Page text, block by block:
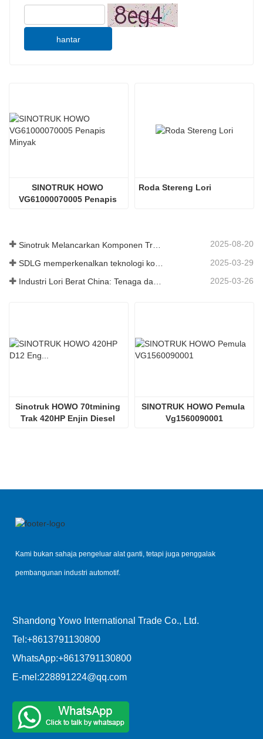
hantar
SINOTRUK HOWO
VG61000070005 Penapis
Roda Stereng Lori
2025-08-20
2025-03-29
Industri Lori Berat China: Tenaga dan Eksport Baru sebagai Pemandu Berkembar, dengan Bahagian Tempatan Perusahaan Mempercepat Kenaikannya 2025-03-26
Sinotruk HOWO 70tmining
Trak 420HP Enjin Diesel
SINOTRUK HOWO Pemula
Vg1560090001
Kami bukan sahaja pengeluar alat ganti, tetapi juga penggalak
pembangunan industri automotif.
Shandong Yowo International Trade Co., Ltd.
Tel:+8613791130800
WhatsApp:+8613791130800
E-mel:228891224@qq.com